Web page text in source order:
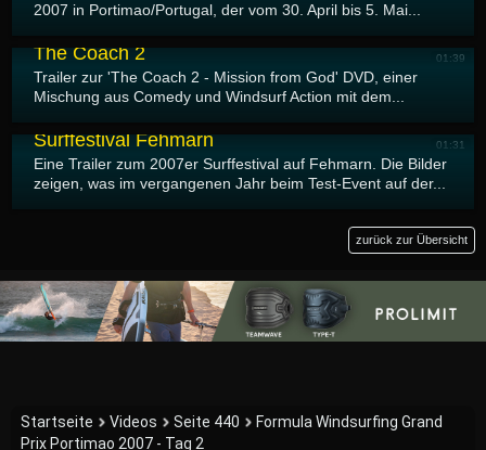
2007 in Portimao/Portugal, der vom 30. April bis 5. Mai...
01:39
The Coach 2
Trailer zur 'The Coach 2 - Mission from God' DVD, einer
Mischung aus Comedy und Windsurf Action mit dem...
01:31
Surffestival Fehmarn
Eine Trailer zum 2007er Surffestival auf Fehmarn. Die Bilder
zeigen, was im vergangenen Jahr beim Test-Event auf der...
zurück zur Übersicht
Startseite Videos Seite 440
Formula Windsurfing Grand
Prix Portimao 2007 - Tag 2